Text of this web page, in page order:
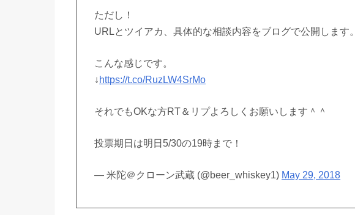
ただし！
URLとツイアカ、具体的な相談内容をブログで公開します。
こんな感じです。
↓ https://t.co/RuzLW4SrMo
それでもOKな方RT＆リプよろしくお願いします＾＾
投票期日は明日5/30の19時まで！
— 米陀＠クローン武蔵 (@beer_whiskey1) May 29, 2018